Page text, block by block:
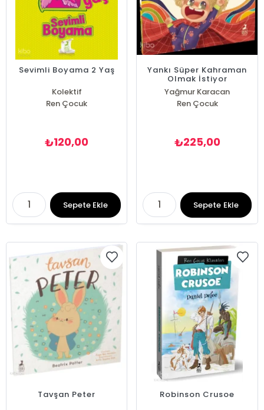
Sevimli Boyama 2 Yaş
Kolektif
Ren Çocuk
₺120,00
Sepete Ekle
Yankı Süper Kahraman
Olmak İstiyor
Yağmur Karacan
Ren Çocuk
₺225,00
Sepete Ekle
Tavşan Peter
Robinson Crusoe